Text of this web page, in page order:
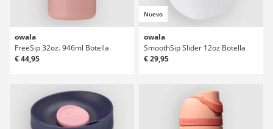
owala
FreeSip 32oz. 946ml Botella
€ 44,95
Nuevo
owala
SmoothSip Slider 12oz Botella
€ 29,95